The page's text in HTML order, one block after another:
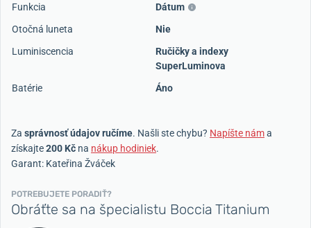
Funkcia
Dátum
Otočná luneta
Nie
Luminiscencia
Ručičky a indexy
SuperLuminova
Batérie
Áno
Za správnosť údajov ručíme. Našli ste chybu? Napíšte náma
získajte200 Kč na nákup hodiniek.
Garant: Kateřina Žváček
POTREBUJETE PORADIŤ?
Obráťte sa na špecialistu Boccia Titanium